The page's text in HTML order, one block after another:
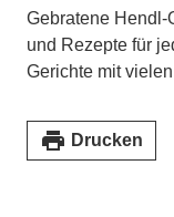
Gebratene Hendl-
und Rezepte für
Gerichte mit
print Drucken